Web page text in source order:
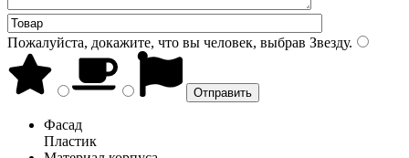
Пожалуйста, докажите, что вы человек, выбрав Звезду.
Фасад
Пластик